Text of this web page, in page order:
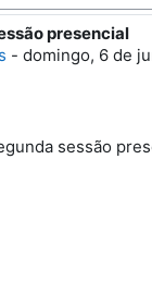
presencial
- domingo, 6 de
16
sessão